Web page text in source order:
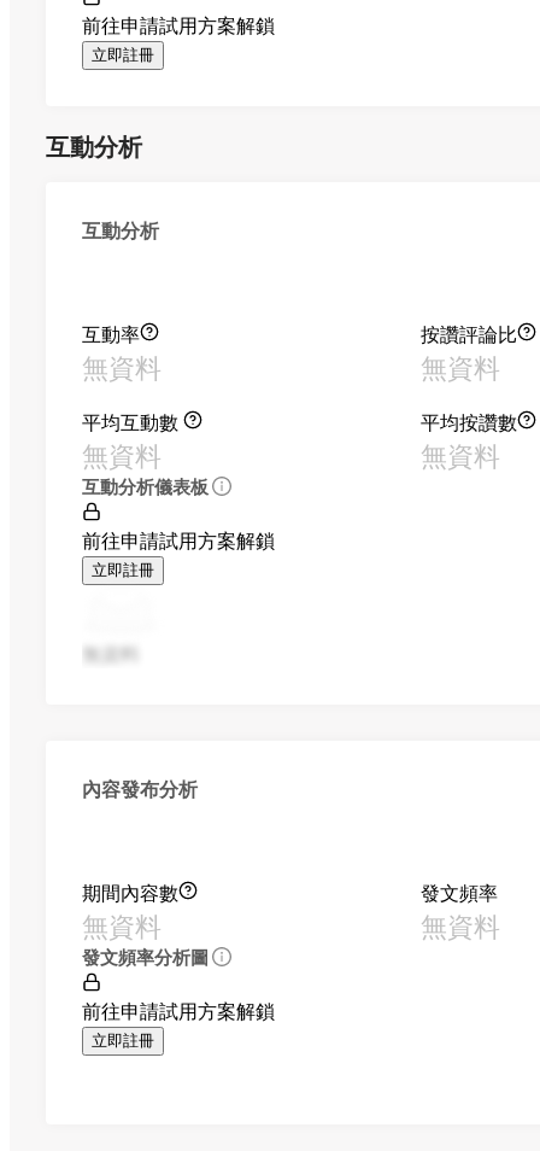
前往申請試用方案解鎖
立即註冊
互動分析
互動分析
互動率
無資料
按讚評論比
無資料
平均互動數
無資料
平均按讚數
無資料
互動分析儀表板
前往申請試用方案解鎖
立即註冊
無資料
內容發布分析
期間內容數
無資料
發文頻率
無資料
發文頻率分析圖
前往申請試用方案解鎖
立即註冊